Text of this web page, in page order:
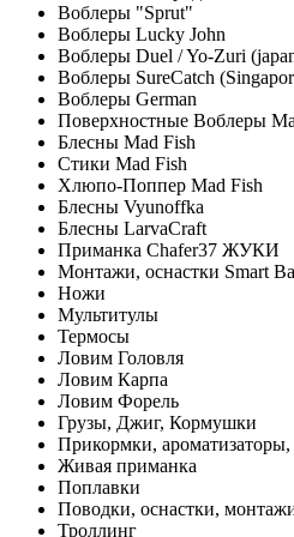
Воблеры "Sprut"
Воблеры Lucky John
Воблеры Duel / Yo-Zuri
Воблеры SureCatch
Воблеры German
Поверхностные Воблеры
Блесны Mad Fish
Стики Mad Fish
Хлюпо-Поппер Mad Fish
Блесны Vyunoffka
Блесны LarvaCraft
Приманка Chafer37 ЖУКИ
Монтажи, оснастки Smart
Ножи
Мультитулы
Термосы
Ловим Головля
Ловим Карпа
Ловим Форель
Грузы, Джиг, Кормушки
Прикормки, ароматизаторы,
Живая приманка
Поплавки
Поводки, оснастки,
Троллинг